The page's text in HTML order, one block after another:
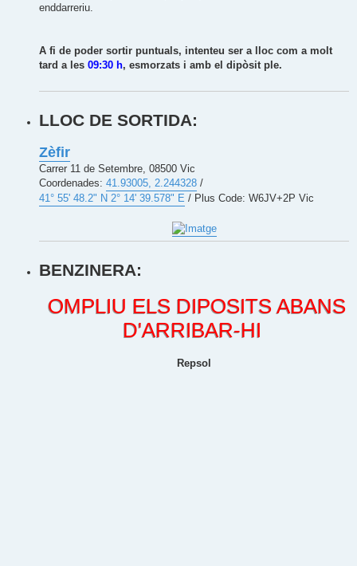
enddarreriu.
A fi de poder sortir puntuals, intenteu ser a lloc com a molt
tard a les 09:30 h, esmorzats i amb el dipòsit ple.
LLOC DE SORTIDA:
Zèfir
Carrer 11 de Setembre, 08500 Vic
Coordenades: 41.93005, 2.244328 /
41° 55' 48.2" N 2° 14' 39.578" E / Plus Code: W6JV+2P Vic
BENZINERA:
OMPLIU ELS DIPOSITS ABANS
D'ARRIBAR-HI
Repsol